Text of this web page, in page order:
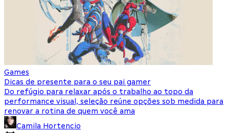
Games
Dicas de presente para o seu pai gamer
Do refúgio para relaxar após o trabalho ao topo da
performance visual, seleção reúne opções sob medida para
renovar a rotina de quem você ama
Camila Hortencio